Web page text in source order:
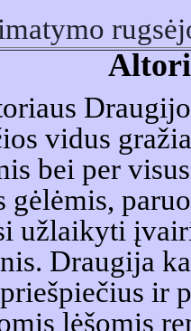
vidus
bei per
gėlėmis,
užlaikyti
Draugija
ir
lėšomis